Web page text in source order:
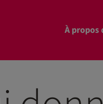
À propos